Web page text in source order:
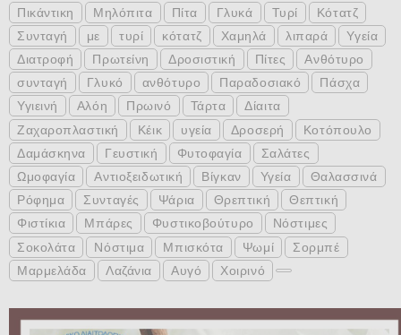
Πικάντικη Μηλόπιτα Πίτα Γλυκά Τυρί
Κότατζ
Συνταγή
με τυρί κότατζ Χαμηλά λιπαρά
Υγεία
Διατροφή
Πρωτείνη Δροσιστική Πίτες
Ανθότυρο
συνταγή
Γλυκό ανθότυρο Παραδοσιακό
Πάσχα
Υγιεινή
Αλόη Πρωινό Τάρτα
Δίαιτα
Ζαχαροπλαστική
Κέικ υγεία Δροσερή
Κοτόπουλο
Δαμάσκηνα
Γευστική Φυτοφαγία
Σαλάτες
Ωμοφαγία
Αντιοξειδωτική Βίγκαν Υγεία
Θαλασσινά
Ρόφημα
Συνταγές Ψάρια Θρεπτική
Θεπτική
Φιστίκια
Μπάρες Φυστικοβούτυρο
Νόστιμες
Σοκολάτα
Νόστιμα Μπισκότα Ψωμί
Σορμπέ
Μαρμελάδα
Λαζάνια Αυγό Χοιρινό